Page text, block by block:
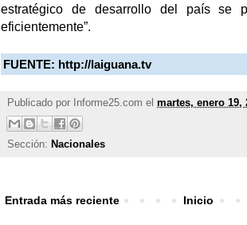
estratégico de desarrollo del país se
eficientemente”.
FUENTE: http://laiguana.tv
Publicado por Informe25.com el martes, enero 19,
Sección: Nacionales
Entrada más reciente Inicio